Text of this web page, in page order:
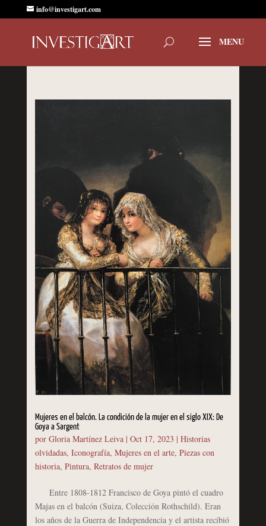
info@investigart.com
Mujeres en el balcón. La condición de la mujer en el siglo XIX: De
Goya a Sargent
por Gloria Martínez Leiva| Oct 17, 2023 | Historias
olvidadas, Iconografía, Mujeres en el arte, Piezas con
historia, Pintura, Retratos de mujer
Entre 1808-1812 Francisco de Goya pintó el cuadro
Majas en el balcón (Suiza, Colección Rothschild). Eran
los años de la Guerra de Independencia y el artista recibió